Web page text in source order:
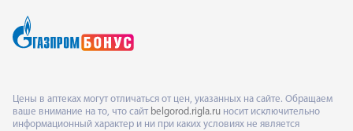
Цены в аптеках могут отличаться от цен, указанных на сайте. Обращаем
ваше внимание на то, что сайт belgorod.rigla.ru носит исключительно
информационный характер и ни при каких условиях не является